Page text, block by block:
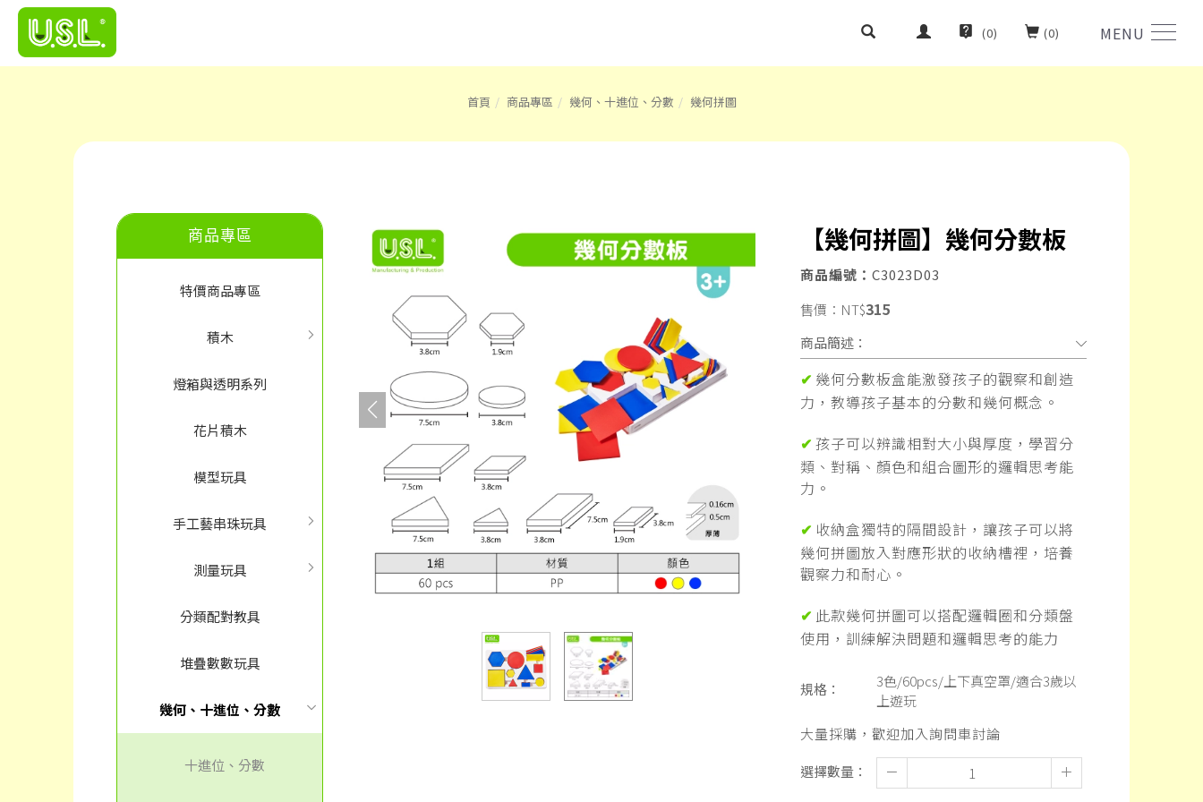
MENU
(0)
(0)
首頁 商品專區 幾何、十進位、分數 幾何拼圖
商品專區
特價商品專區
積木
燈箱與透明系列
花片積木
模型玩具
手工藝串珠玩具
測量玩具
分類配對教具
堆疊數數玩具
幾何、十進位、分數
十進位、分數
【幾何拼圖】幾何分數板
商品編號： C3023D03
售價： NT$315
商品簡述：
✔ 幾何分數板盒能激發孩子的觀察和創造
力，教導孩子基本的分數和幾何概念。
✔ 孩子可以辨識相對大小與厚度，學習分
類、對稱、顏色和組合圖形的邏輯思考能
力。
✔ 收納盒獨特的隔間設計，讓孩子可以將
幾何拼圖放入對應形狀的收納槽裡，培養
觀察力和耐心。
✔ 此款幾何拼圖可以搭配邏輯圈和分類盤
使用，訓練解決問題和邏輯思考的能力
規格：
3色/60pcs/上下真空罩/適合3歲以
上遊玩
大量採購，歡迎加入詢問車討論
選擇數量：
＋
－